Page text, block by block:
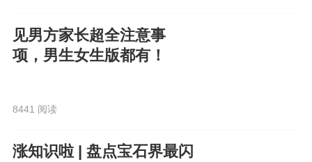
见男方家长超全注意事
项，男生女生版都有！
8441 阅读
涨知识啦 | 盘点宝石界最闪